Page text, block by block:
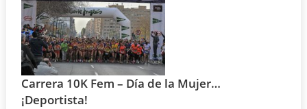
Carrera 10K Fem – Día de la Mujer…
¡Deportista!